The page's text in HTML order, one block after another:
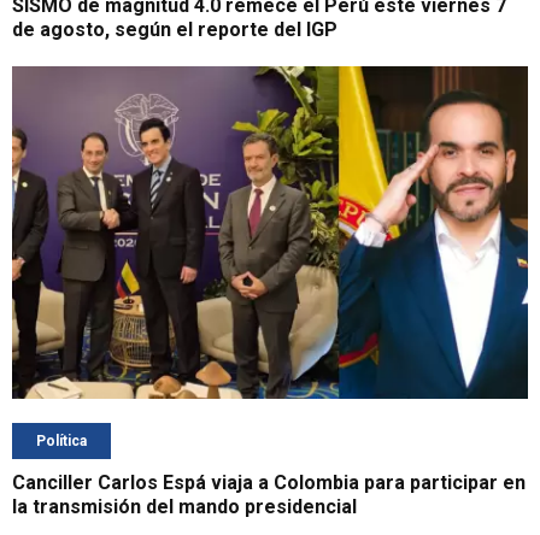
SISMO de magnitud 4.0 remece el Perú este viernes 7
de agosto, según el reporte del IGP
Política
Canciller Carlos Espá viaja a Colombia para participar en
la transmisión del mando presidencial